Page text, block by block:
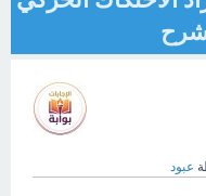
عبود